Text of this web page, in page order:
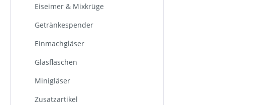
Eiseimer & Mixkrüge
Getränkespender
Einmachgläser
Glasflaschen
Minigläser
Zusatzartikel